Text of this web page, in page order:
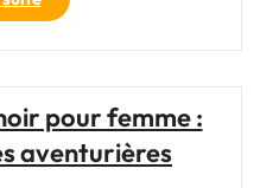
et
Fonctionnalité
Grand
Sac
pour femme :
aventurières